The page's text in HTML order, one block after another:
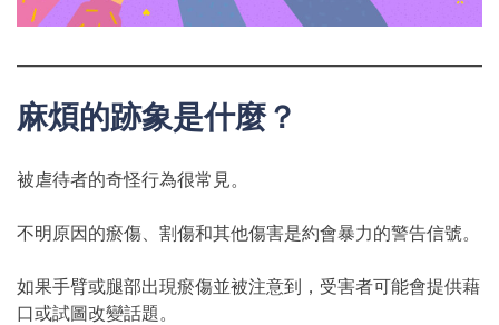
麻煩的跡象是什麼？
被虐待者的奇怪行為很常見。
不明原因的瘀傷、割傷和其他傷害是約會暴力的警告信號。
如果手臂或腿部出現瘀傷並被注意到，受害者可能會提供藉
口或試圖改變話題。